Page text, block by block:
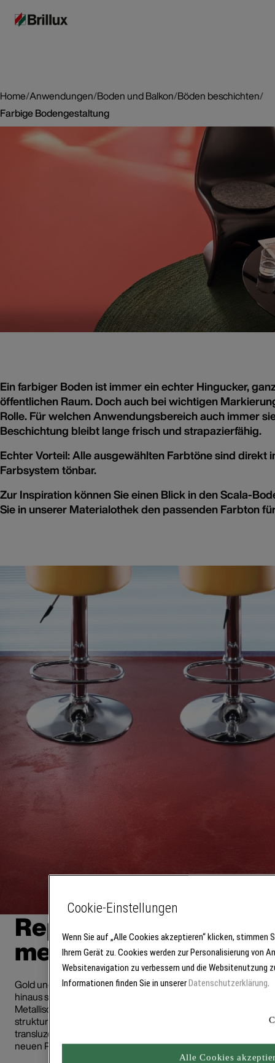
Home/Anwendungen/Boden und Balkon/Böden beschichten/
Farbige Bodengestaltung
Farbige Böden
Nicht nur Wände können
Ein farbiger Boden ist immer ein echter Hingucker,
öffentlichen Raum. Doch auch bei wichtigen
Rolle. Für welchen Anwendungsbereich auch immer
Beschichtung bleibt lange frisch und strapazierfähig.
Echter Vorteil: Alle ausgewählten Farbtöne sind direkt
Farbsystem tönbar.
Zur Inspiration können Sie einen Blick in denScala-
Sie in unsererMaterialothekden passenden Farbton
Repräsentative
metallischer Optik
Gold und Silber sind die Basisfarbtöne der beliebten Deko-
hinaus stehen 64 weitere Farbtöne über das Brillux
Metallische Wandgestaltung" zur Verfügung. Bei den
strukturierte Oberflächeneffekt durch die Zugabe von Creativ
transluzente Zusatz bringt je nach Auftragsverfahren eine
neuen Perspektiven und interessanten 3D-Effekten.
Cookie-Einstellungen
Wenn Sie auf „Alle Cookies akzeptieren“ klicken, stimmen
Ihrem Gerät zu. Cookies werden zur Personalisierung von
Websitenavigation zu verbessern und die Websitenutzung
Informationen finden Sie in unserer Datenschutzerklärung.
Alle Cookies